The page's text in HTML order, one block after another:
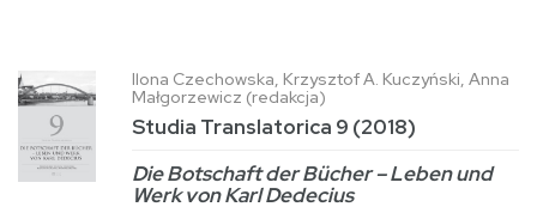
Ilona Czechowska, Krzysztof A. Kuczyński, Anna
Małgorzewicz (redakcja)
Studia Translatorica 9 (2018)
Die Botschaft der Bücher – Leben und
Werk von Karl Dedecius